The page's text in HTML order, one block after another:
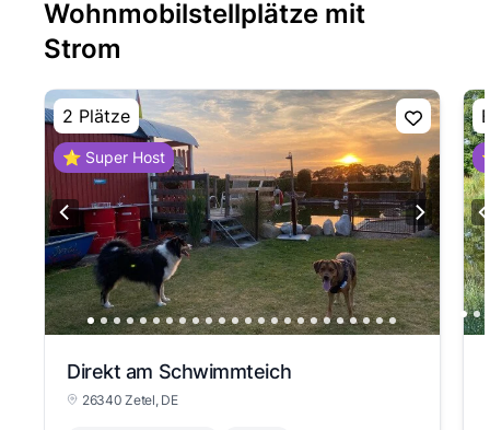
Wohnmobilstellplätze mit
Strom
2 Plätze
⭐ Super Host
Direkt am Schwimmteich
26340 Zetel, DE